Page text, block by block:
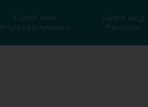
Fannt een
Professionnellen
Fannt eng
Persoun